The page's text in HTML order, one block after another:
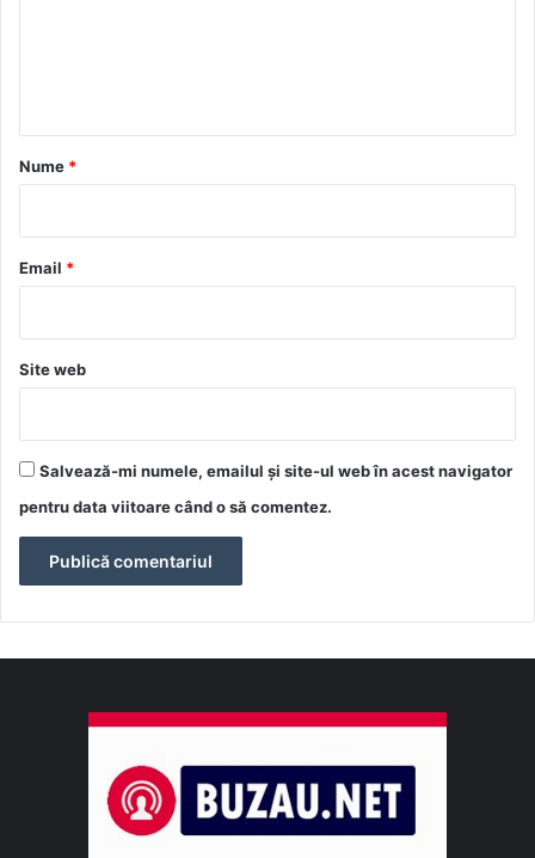
r
*
Nume *
Email *
Site web
Salvează-mi numele, emailul și site-ul web în acest navigator
pentru data viitoare când o să comentez.